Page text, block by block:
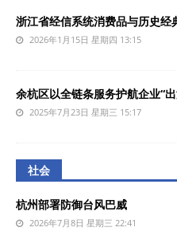
浙江省经信系统消费品与历史经
2026年1月15日 星期四 13:15
余杭区以全链条服务护航企业“
2025年7月23日 星期三 15:17
社会
杭州部署防御台风巴威
2026年7月8日 星期三 22:41